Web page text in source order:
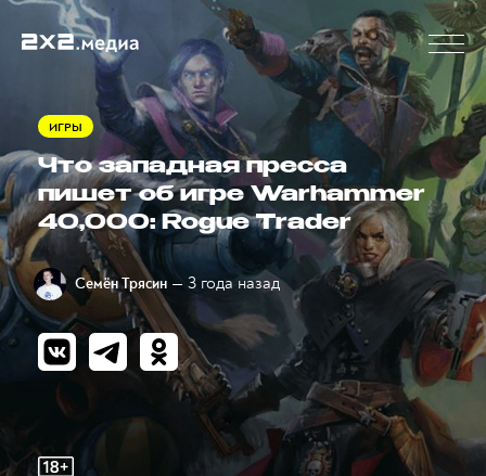
ИГРЫ
Что западная пресса
пишет об игре Warhammer
40,000: Rogue Trader
Семён Трясин — 3 года назад